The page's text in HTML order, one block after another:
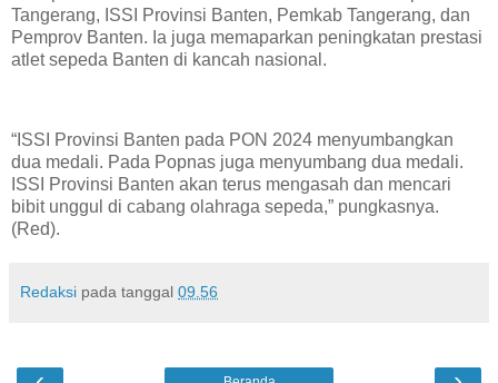
Tangerang, ISSI Provinsi Banten, Pemkab Tangerang, dan
Pemprov Banten. Ia juga memaparkan peningkatan prestasi
atlet sepeda Banten di kancah nasional.
​“ISSI Provinsi Banten pada PON 2024 menyumbangkan
dua medali. Pada Popnas juga menyumbang dua medali.
ISSI Provinsi Banten akan terus mengasah dan mencari
bibit unggul di cabang olahraga sepeda,” pungkasnya.
(Red).
Redaksi pada tanggal 09.56